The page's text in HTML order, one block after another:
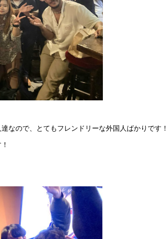
なので、とてもフレンドリーな外国人ばかりです！